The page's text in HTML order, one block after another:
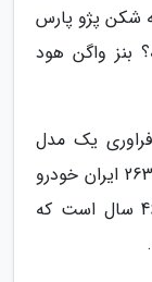
شکن پژو پارس
بنز واگن هود
یک مدل
خودرو در دنیا به کامیون های بنز 1930 و 2630 ایران خودرو
دیزل می رسد. این کامیون ها بیش از 46 سال است که